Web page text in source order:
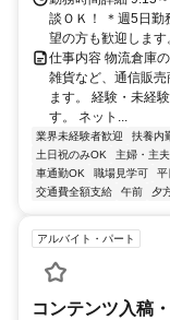
談ＯＫ！ ＊週5日勤
望の方も歓迎します
仕事内容 物流倉庫
雑貨など、通信販
ます。 経験・未経
す。 ネット...
業界未経験者歓迎 扶養内
土日祝のみOK
主婦・主
車通勤OK
職場見学可 平
交通費全額支給
午前 夕
アルバイト・パート
コンテンツ入稿